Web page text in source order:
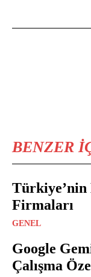
BENZER
Türkiye’nin
Firmaları
GENEL
Google
Çalışma